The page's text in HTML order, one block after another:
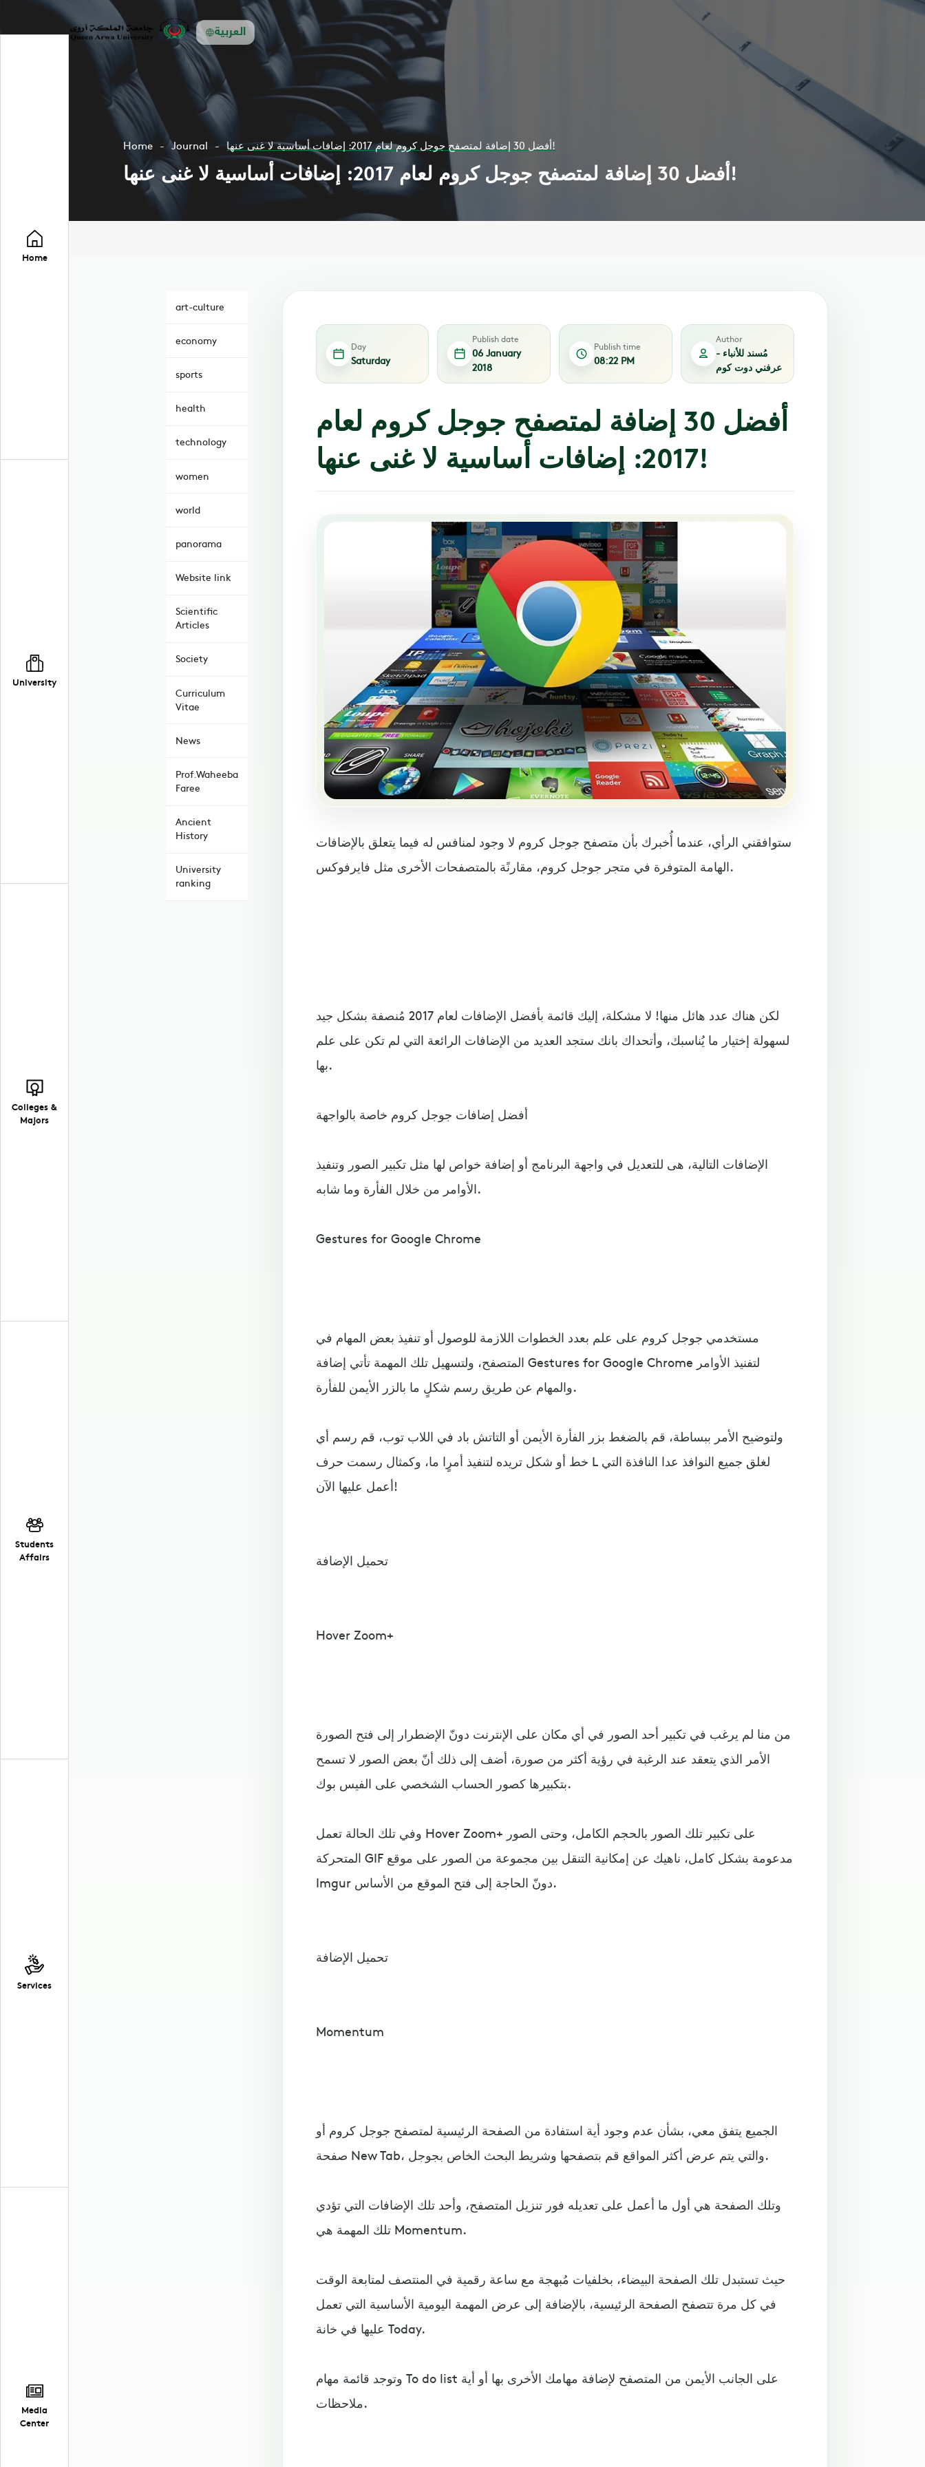
العربية
Home
University
Colleges &
Majors
Students
Affairs
Services
Media
Center
Home Journal أفضل 30 إضافة لمتصفح جوجل كروم لعام 2017: إضافات أساسية لا غنى عنها!
أفضل 30 إضافة لمتصفح جوجل كروم لعام 2017: إضافات أساسية لا غنى عنها!
art-culture
economy
sports
health
technology
women
world
panorama
Website link
Scientific
Articles
Society
Curriculum
Vitae
News
Prof.Waheeba
Faree
Ancient
History
University
ranking
Day
Saturday
Publish date
06 January
2018
Publish time
08:22 PM
Author
مُسند للأنباء -
عرفني دوت كوم
أفضل 30 إضافة لمتصفح جوجل كروم لعام
2017: إضافات أساسية لا غنى عنها!
ستوافقني الرأي، عندما أُخبرك بأن متصفح جوجل كروم لا وجود لمنافس له فيما يتعلق بالإضافات
الهامة المتوفرة في متجر جوجل كروم، مقارنًة بالمتصفحات الأخرى مثل فايرفوكس.
لكن هناك عدد هائل منها! لا مشكلة، إليك قائمة بأفضل الإضافات لعام 2017 مُنصفة بشكل جيد
لسهولة إختيار ما يُناسبك، وأتحداك بانك ستجد العديد من الإضافات الرائعة التي لم تكن على علم
بها.
أفضل إضافات جوجل كروم خاصة بالواجهة
الإضافات التالية، هى للتعديل في واجهة البرنامج أو إضافة خواص لها مثل تكبير الصور وتنفيذ
الأوامر من خلال الفأرة وما شابه.
Gestures for Google Chrome
مستخدمي جوجل كروم على علم بعدد الخطوات اللازمة للوصول أو تنفيذ بعض المهام في
المتصفح، ولتسهيل تلك المهمة تأتي إضافة Gestures for Google Chrome لتفنيذ الأوامر
والمهام عن طريق رسم شكلٍ ما بالزر الأيمن للفأرة.
ولتوضيح الأمر ببساطة، قم بالضغط بزر الفأرة الأيمن أو التاتش باد في اللاب توب، قم رسم أي
خط أو شكل تريده لتنفيذ أمرٍا ما، وكمثال رسمت حرف L لغلق جميع النوافذ عدا النافذة التي
أعمل عليها الآن!
تحميل الإضافة
Hover Zoom+
من منا لم يرغب في تكبير أحد الصور في أي مكان على الإنترنت دونّ الإضطرار إلى فتح الصورة
الأمر الذي يتعقد عند الرغبة في رؤية أكثر من صورة، أضف إلى ذلك أنّ بعض الصور لا تسمح
بتكبيرها كصور الحساب الشخصي على الفيس بوك.
وفي تلك الحالة تعمل Hover Zoom+ على تكبير تلك الصور بالحجم الكامل، وحتى الصور
المتحركة GIF مدعومة بشكل كامل، ناهيك عن إمكانية التنقل بين مجموعة من الصور على موقع
Imgur دونّ الحاجة إلى فتح الموقع من الأساس.
تحميل الإضافة
Momentum
الجميع يتفق معي، بشأن عدم وجود أية استفادة من الصفحة الرئيسية لمتصفح جوجل كروم أو
صفحة New Tab، والتي يتم عرض أكثر المواقع قم بتصفحها وشريط البحث الخاص بجوجل.
وتلك الصفحة هي أول ما أعمل على تعديله فور تنزيل المتصفح، وأحد تلك الإضافات التي تؤدي
تلك المهمة هي Momentum.
حيث تستبدل تلك الصفحة البيضاء، بخلفيات مُبهجة مع ساعة رقمية في المنتصف لمتابعة الوقت
في كل مرة تتصفح الصفحة الرئيسية، بالإضافة إلى عرض المهمة اليومية الأساسية التي تعمل
عليها في خانة Today.
وتوجد قائمة مهام To do list على الجانب الأيمن من المتصفح لإضافة مهامك الأخرى بها أو أية
ملاحظات.